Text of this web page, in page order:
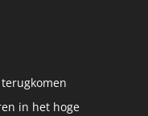
in het hoge